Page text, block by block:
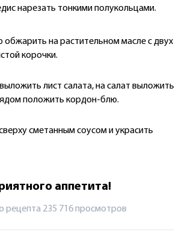
нарезать тонкими полукольцами.
на растительном масле с двух
корочки.
лист салата, на салат выложить
положить кордон-блю.
сметанным соусом и украсить
аппетита!
рецепта 235 716 просмотров